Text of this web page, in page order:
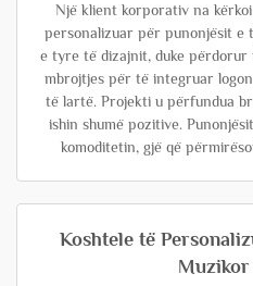
Një klient korporativ na
personalizuar për punonjësit e
e tyre të dizajnit, duke
mbrojtjes për të integruar
të lartë. Projekti u përfundua
ishin shumë pozitive.
komoditetin, gjë që
Koshtele të